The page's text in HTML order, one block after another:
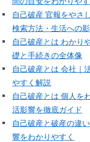
自己破産 官報をやさ
検索方法・生活への
自己破産とは わかり
礎と手続きの全体像
自己破産とは 会社｜
やすく解説
自己破産とは 個人を
活影響を徹底ガイド
自己破産と破産の違
響をわかりやすく